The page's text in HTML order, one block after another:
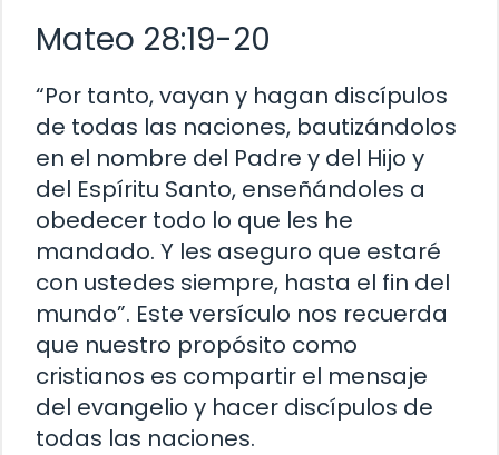
Mateo 28:19-20
“Por tanto, vayan y hagan discípulos
de todas las naciones, bautizándolos
en el nombre del Padre y del Hijo y
del Espíritu Santo, enseñándoles a
obedecer todo lo que les he
mandado. Y les aseguro que estaré
con ustedes siempre, hasta el fin del
mundo”. Este versículo nos recuerda
que nuestro propósito como
cristianos es compartir el mensaje
del evangelio y hacer discípulos de
todas las naciones.